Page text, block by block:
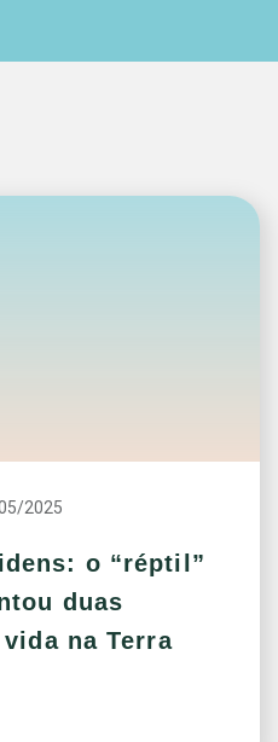
2025
o “réptil”
duas
na Terra